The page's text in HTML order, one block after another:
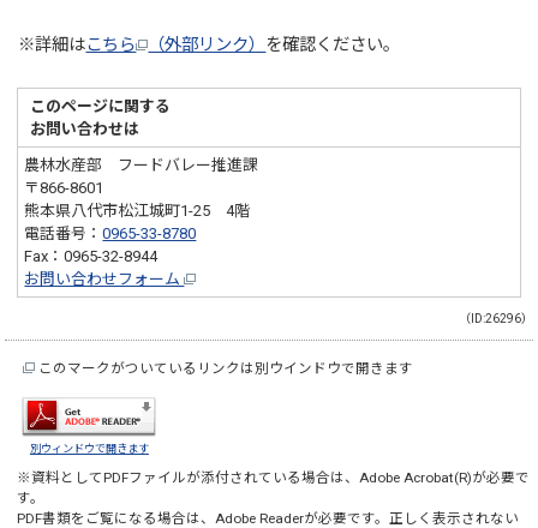
※詳細はこちら （外部リンク） を確認ください。
このページに関する
お問い合わせは
農林水産部 フードバレー推進課
〒866-8601
熊本県八代市松江城町1-25 4階
電話番号：0965-33-8780
Fax：0965-32-8944
お問い合わせフォーム
（ID:26296）
このマークがついているリンクは別ウインドウで開きます
別ウィンドウで開きます
※資料としてPDFファイルが添付されている場合は、Adobe Acrobat(R)が必要で
す。
PDF書類をご覧になる場合は、Adobe Readerが必要です。正しく表示されない